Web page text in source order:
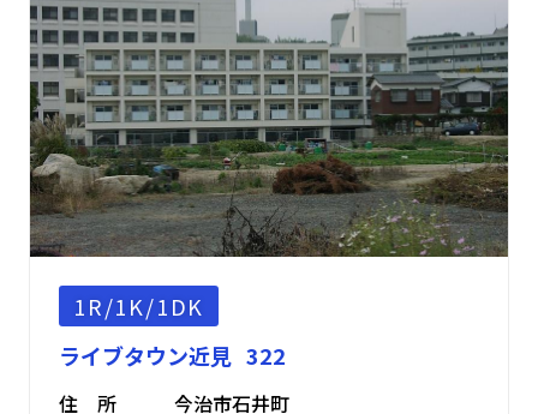
1R/1K/1DK
ライブタウン近見 322
住 所
今治市石井町